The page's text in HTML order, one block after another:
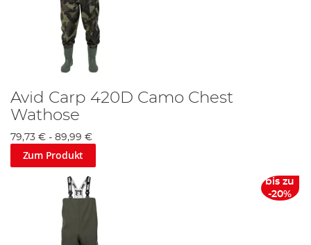
Avid Carp 420D Camo Chest
Wathose
79,73 € - 89,99 €
Zum Produkt
bis zu
-20%